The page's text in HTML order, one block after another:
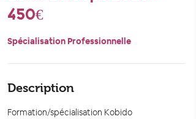
450€
Spécialisation Professionnelle
Description
Formation/spécialisation Kobido